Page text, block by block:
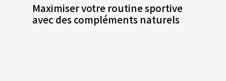
Maximiser votre routine sportive
avec des compléments naturels